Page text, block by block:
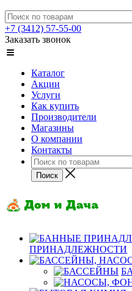
+7 (3412) 57-55-00
Заказать звонок
Каталог
Акции
Услуги
Как купить
Производители
Магазины
О компании
Контакты
ПРИНАДЛЕЖНОСТИ